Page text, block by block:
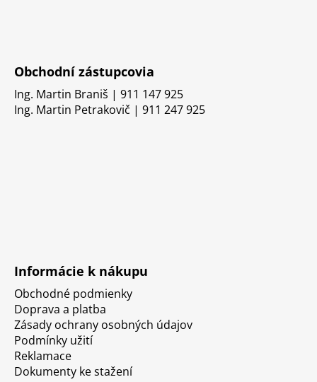
Obchodní zástupcovia
Ing. Martin Braniš | 911 147 925
Ing. Martin Petrakovič | 911 247 925
Informácie k nákupu
Obchodné podmienky
Doprava a platba
Zásady ochrany osobných údajov
Podmínky užití
Reklamace
Dokumenty ke stažení